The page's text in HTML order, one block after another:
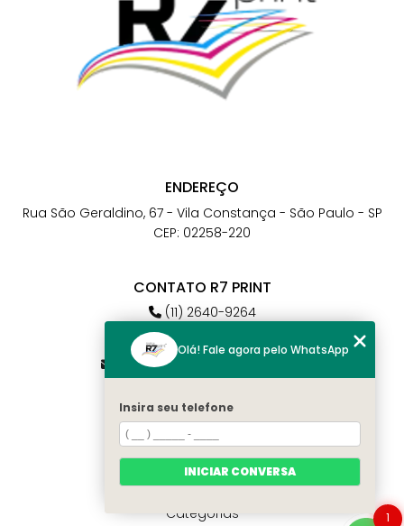
ENDEREÇO
Rua São Geraldino, 67 - Vila Constança - São Paulo - SP
CEP: 02258-220
CONTATO R7 PRINT
(11) 2640-9264
(11) 98784-6664
atendimento@r7print.com.br
MENU
Home
Quem somos
Contato
Categorias
1
Olá! Fale agora pelo WhatsApp
Insira seu telefone
INICIAR CONVERSA